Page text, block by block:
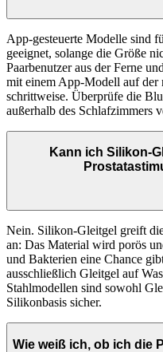
App-gesteuerte Modelle sind
geeignet, solange die Größe
Paarbenutzer aus der Ferne
mit einem App-Modell auf der
schrittweise. Überprüfe die
außerhalb des Schlafzimmers
Kann ich Silikon-
Nein. Silikon-Gleitgel greift
an: Das Material wird porös
und Bakterien eine Chance
ausschließlich Gleitgel auf
Stahlmodellen sind sowohl
Silikonbasis sicher.
Wie weiß ich, ob ich die